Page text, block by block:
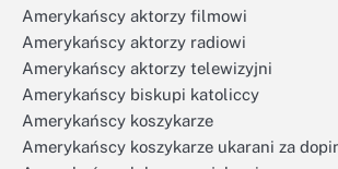
Amerykańscy aktorzy filmowi
Amerykańscy aktorzy radiowi
Amerykańscy aktorzy telewizyjni
Amerykańscy biskupi katoliccy
Amerykańscy koszykarze
Amerykańscy koszykarze ukarani za